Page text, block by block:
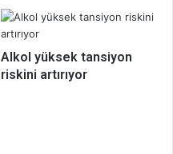
Alkol yüksek tansiyon
riskini artırıyor